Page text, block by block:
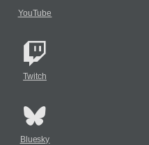
YouTube
Twitch
Bluesky